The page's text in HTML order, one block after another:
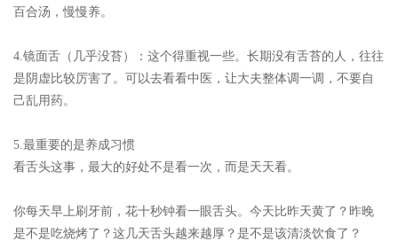
百合汤，慢慢养。
4.镜面舌（几乎没苔）： 这个得重视一些。长期没有舌苔的人，往往
是阴虚比较厉害了。可以去看看中医，让大夫整体调一调，不要自
己乱用药。
5.最重要的是养成习惯
看舌头这事，最大的好处不是看一次，而是天天看。
你每天早上刷牙前，花十秒钟看一眼舌头。今天比昨天黄了？昨晚
是不是吃烧烤了？这几天舌头越来越厚？是不是该清淡饮食了？